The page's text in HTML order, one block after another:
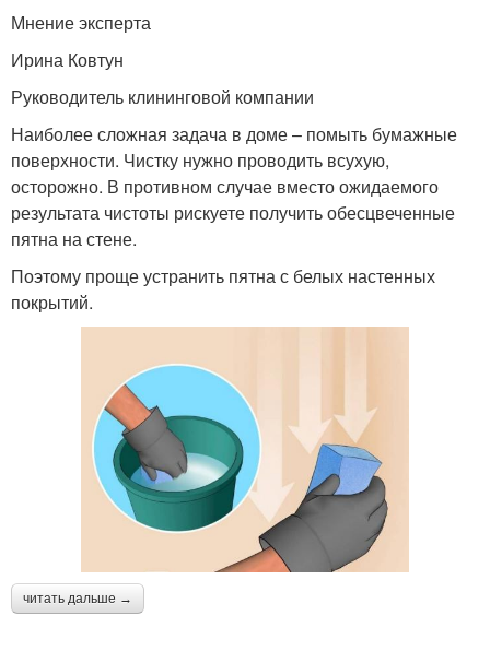
Мнение эксперта
Ирина Ковтун
Руководитель клининговой компании
Наиболее сложная задача в доме – помыть бумажные
поверхности. Чистку нужно проводить всухую,
осторожно. В противном случае вместо ожидаемого
результата чистоты рискуете получить обесцвеченные
пятна на стене.
Поэтому проще устранить пятна с белых настенных
покрытий.
читать дальше →